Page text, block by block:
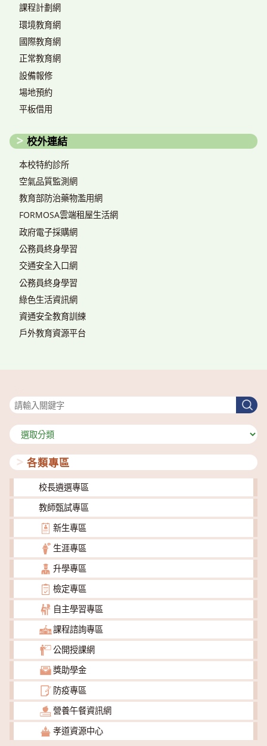
課程計劃網
環境教育網
國際教育網
正常教育網
設備報修
場地預約
平板借用
校外連結
本校特約診所
空氣品質監測網
教育部防治藥物濫用網
FORMOSA雲端租屋生活網
政府電子採購網
公務員終身學習
交通安全入口網
公務員終身學習
綠色生活資訊網
資通安全教育訓練
戶外教育資源平台
搜
尋
分
類
各類專區
校長遴選專區
教師甄試專區
新生專區
生涯專區
升學專區
檢定專區
自主學習專區
課程諮詢專區
公開授課網
獎助學金
防疫專區
營養午餐資訊網
孝道資源中心